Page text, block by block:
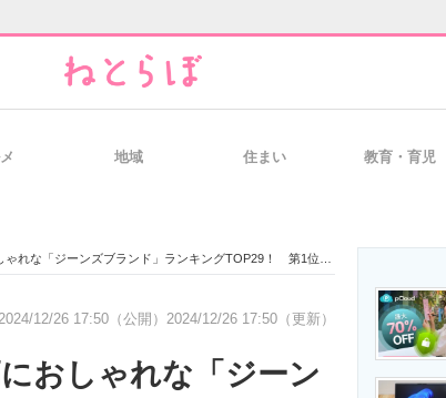
経営リーダーのコミュニティ
地域 住まい 教育・育児
ブランド」ランキングTOP29！ 第1位は「リーバイス（Levi’s）」【2024年最新調査結果】
2024/12/26 17:50（公開） 2024/12/26 17:50（更新）
おしゃれな「ジーン